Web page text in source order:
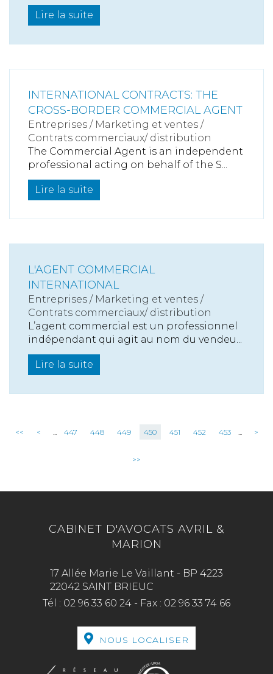
Lire la suite
INTERNATIONAL CONTRACTS: THE
CROSS-BORDER COMMERCIAL AGENT
Entreprises / Marketing et ventes /
Contrats commerciaux/ distribution
The Commercial Agent is an independent
professional acting on behalf of the S...
Lire la suite
L'AGENT COMMERCIAL
INTERNATIONAL
Entreprises / Marketing et ventes /
Contrats commerciaux/ distribution
L’agent commercial est un professionnel
indépendant qui agit au nom du vendeu...
Lire la suite
<< < ... 447 448 449 450 451 452 453 ... >
>>
CABINET D'AVOCATS AVRIL &
MARION
17 Allée Marie Le Vaillant - BP 4223
22042 SAINT BRIEUC
Tél : 02 96 33 60 24 - Fax : 02 96 33 74 66
NOUS LOCALISER